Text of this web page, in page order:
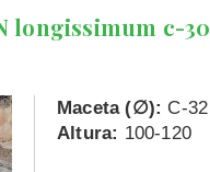
longissimum c-30
Maceta (∅): C-32
Altura: 100-120